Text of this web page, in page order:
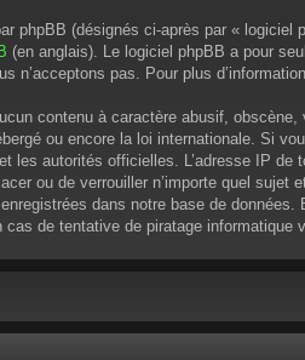
phpBB (désignés ci-après par «
(en anglais). Le logiciel phpBB a pour
n’acceptons pas. Pour plus
contenu à caractère abusif,
ou encore la loi internationale. Si
les autorités officielles. L’adresse IP
ou de verrouiller n’importe quel
dans notre base de
de tentative de piratage informatique